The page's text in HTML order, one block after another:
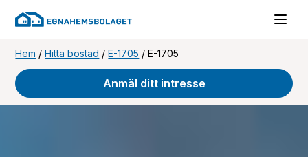
Hem /Hitta bostad /E-1705 /E-1705
Anmäl ditt intresse